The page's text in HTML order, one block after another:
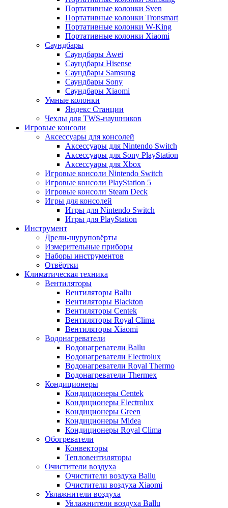
Портативные колонки Sven
Портативные колонки Tronsmart
Портативные колонки W-King
Портативные колонки Xiaomi
Саундбары
Саундбары Awei
Саундбары Hisense
Саундбары Samsung
Саундбары Sony
Саундбары Xiaomi
Умные колонки
Яндекс Станции
Чехлы для TWS-наушников
Игровые консоли
Аксессуары для консолей
Аксессуары для Nintendo Switch
Аксессуары для Sony PlayStation
Аксессуары для Xbox
Игровые консоли Nintendo Switch
Игровые консоли PlayStation 5
Игровые консоли Steam Deck
Игры для консолей
Игры для Nintendo Switch
Игры для PlayStation
Инструмент
Дрели-шуруповёрты
Измерительные приборы
Наборы инструментов
Отвёртки
Климатическая техника
Вентиляторы
Вентиляторы Ballu
Вентиляторы Blackton
Вентиляторы Centek
Вентиляторы Royal Clima
Вентиляторы Xiaomi
Водонагреватели
Водонагреватели Ballu
Водонагреватели Electrolux
Водонагреватели Royal Thermo
Водонагреватели Thermex
Кондиционеры
Кондиционеры Centek
Кондиционеры Electrolux
Кондиционеры Green
Кондиционеры Midea
Кондиционеры Royal Clima
Обогреватели
Конвекторы
Тепловентиляторы
Очистители воздуха
Очистители воздуха Ballu
Очистители воздуха Xiaomi
Увлажнители воздуха
Увлажнители воздуха Ballu